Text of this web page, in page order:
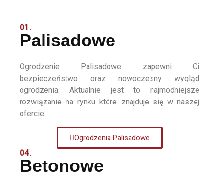
01.
Palisadowe
Ogrodzenie Palisadowe zapewni Ci
bezpieczeństwo oraz nowoczesny wygląd
ogrodzenia. Aktualnie jest to najmodniejsze
rozwiązanie na rynku które znajduje się w naszej
ofercie.
Ogrodzenia Palisadowe
04.
Betonowe